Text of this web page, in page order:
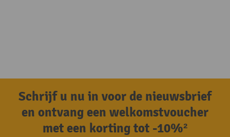
Schrijf u nu in voor de nieuwsbrief
en ontvang een welkomstvoucher
met een korting tot -10%²